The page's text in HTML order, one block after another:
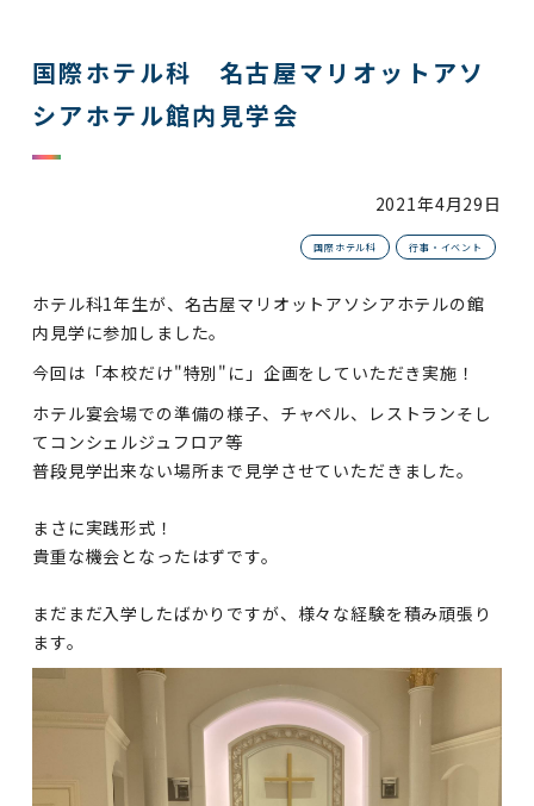
国際ホテル科 名古屋マリオットアソ
シアホテル館内見学会
2021年4月29日
国際ホテル科 行事・イベント
ホテル科1年生が、名古屋マリオットアソシアホテルの館
内見学に参加しました。
今回は「本校だけ"特別"に」企画をしていただき実施！
ホテル宴会場での準備の様子、チャペル、レストランそし
てコンシェルジュフロア等
普段見学出来ない場所まで見学させていただきました。
まさに実践形式！
貴重な機会となったはずです。
まだまだ入学したばかりですが、様々な経験を積み頑張り
ます。